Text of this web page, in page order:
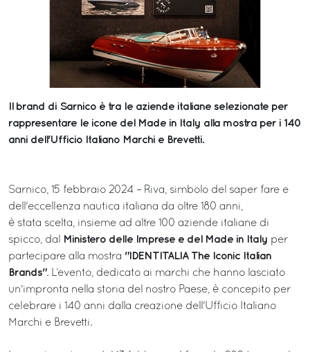
Il brand di Sarnico è tra le aziende italiane selezionate per
rappresentare le icone del Made in Italy alla mostra per i 140
anni dell'Ufficio Italiano Marchi e Brevetti.
Sarnico, 15 febbraio 2024 – Riva, simbolo del saper fare e
dell'eccellenza nautica italiana da oltre 180 anni,
è stata scelta, insieme ad altre 100 aziende italiane di
spicco, dal
Ministero delle Imprese e del Made in Italy per
partecipare alla mostra "IDENTITALIA The Iconic Italian
Brands". L’evento, dedicato ai marchi che hanno lasciato
un'impronta nella storia del nostro Paese, è concepito per
celebrare i 140 anni dalla creazione dell'Ufficio Italiano
Marchi e Brevetti.